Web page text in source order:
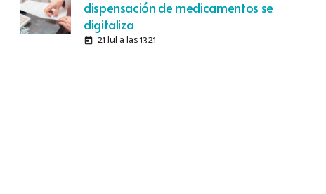
dispensación de medicamentos se
digitaliza
today 21 Jul a las 13:21